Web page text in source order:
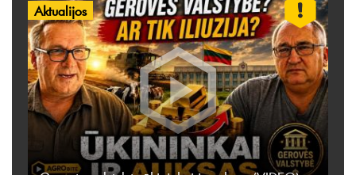
Aktualijos